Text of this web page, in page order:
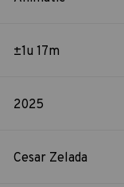
±1u 17m
2025
Cesar Zelada